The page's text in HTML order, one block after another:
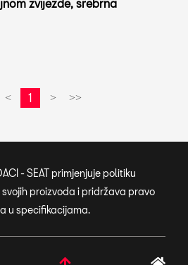
zvijezde, srebrna
< 1 > >>
- SEAT primjenjuje politiku
proizvoda i pridržava pravo
u specifikacijama.